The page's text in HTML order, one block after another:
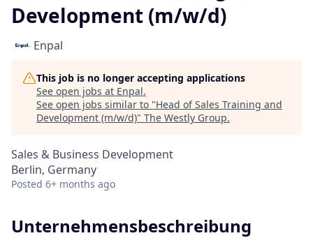
Development (m/w/d)
Enpal
This job is no longer accepting applications
See open jobs at Enpal.
See open jobs similar to "Head of Sales Training and
Development (m/w/d)" The Westly Group.
Sales & Business Development
Berlin, Germany
Posted 6+ months ago
Unternehmensbeschreibung